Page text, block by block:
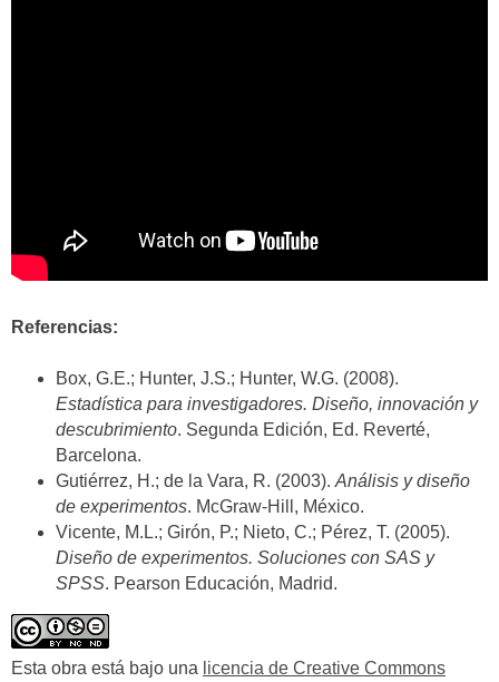
Referencias:
Box, G.E.; Hunter, J.S.; Hunter, W.G. (2008).
Estadística para investigadores. Diseño, innovación y
descubrimiento. Segunda Edición, Ed. Reverté,
Barcelona.
Gutiérrez, H.; de la Vara, R. (2003). Análisis y diseño
de experimentos. McGraw-Hill, México.
Vicente, M.L.; Girón, P.; Nieto, C.; Pérez, T. (2005).
Diseño de experimentos. Soluciones con SAS y
SPSS. Pearson Educación, Madrid.
Esta obra está bajo una licencia de Creative Commons